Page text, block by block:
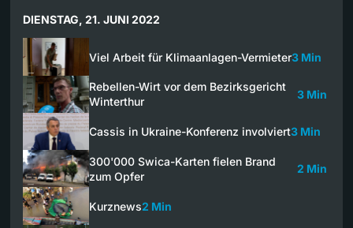
DIENSTAG, 21. JUNI 2022
Viel Arbeit für Klimaanlagen-Vermieter3 Min
Rebellen-Wirt vor dem Bezirksgericht
Winterthur
3 Min
Cassis in Ukraine-Konferenz involviert3 Min
300'000 Swica-Karten fielen Brand
zum Opfer
2 Min
Kurznews2 Min